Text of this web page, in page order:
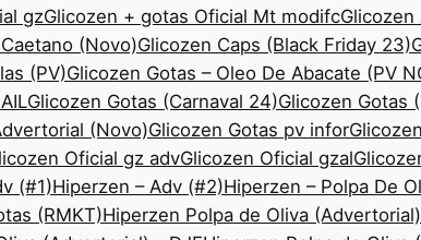
gzGlicozen + gotas Oficial Mt modifcGlicozen
(Novo)Glicozen Caps (Black Friday 23)
(PV)Glicozen Gotas – Oleo De Abacate (PV
Glicozen Gotas (Carnaval 24)Glicozen Gotas
(Novo)Glicozen Gotas pv infor
Oficial gz advGlicozen Oficial gzal
(#1)Hiperzen – Adv (#2)Hiperzen – Polpa De
(RMKT)Hiperzen Polpa de Oliva (Advertorial)